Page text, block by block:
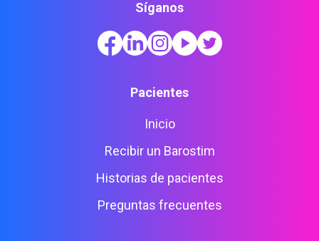
Síganos
Pacientes
Inicio
Recibir un Barostim
Historias de pacientes
Preguntas frecuentes